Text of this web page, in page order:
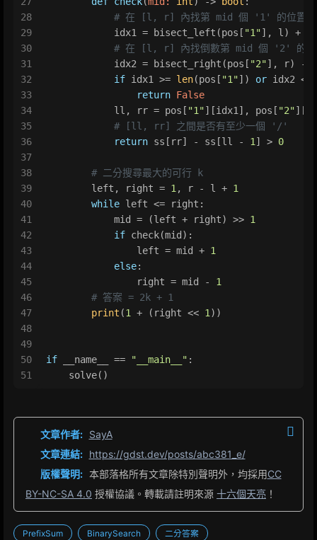
28
29
30
31
32
33
34
35
36
37
38
39
40
41
42
43
44
45
46
47
48
49
50
51
# 在 [l, r] 內找第 mid 個 '1' 的位置
            idx1 = bisect_left(pos[
"1"], l) +
# 在 [l, r] 內找倒數第 mid 個 '2' 的位
            idx2 = bisect_right(pos[
"2"], r) -
if idx1 >= len(pos[ "1"]) or idx2 <
return False
            ll, rr = pos[
"1"][idx1], pos[ "2"
# [ll, rr] 之間是否有至少一個 '/'
return ss[rr] - ss[ll - 1] > 0
# 二分搜尋最大的可行 k
        left, right =
1, r - l + 1
while left <= right:
            mid = (left + right) >>
1
if check(mid):
                left = mid +
1
else:
                right = mid -
1
# 答案 = 2k + 1
print (1 + (right << 1))
if __name__ == "__main__" :
    solve()
文章作者: SayA
文章連結: https://gdst.dev/posts/abc381_e/
版權聲明: 本部落格所有文章除特別聲明外，均採用CC
BY-NC-SA 4.0 授權協議。轉載請註明來源 十六個天亮 ！
PrefixSum BinarySearch 二分答案